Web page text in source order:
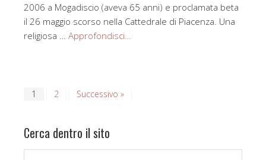
2006 a Mogadiscio (aveva 65 anni) e proclamata beta
il 26 maggio scorso nella Cattedrale di Piacenza. Una
religiosa … Approfondisci…
1 2 Successivo »
Cerca dentro il sito